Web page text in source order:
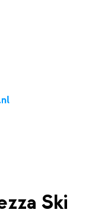
Ski